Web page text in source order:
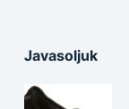
Javasoljuk